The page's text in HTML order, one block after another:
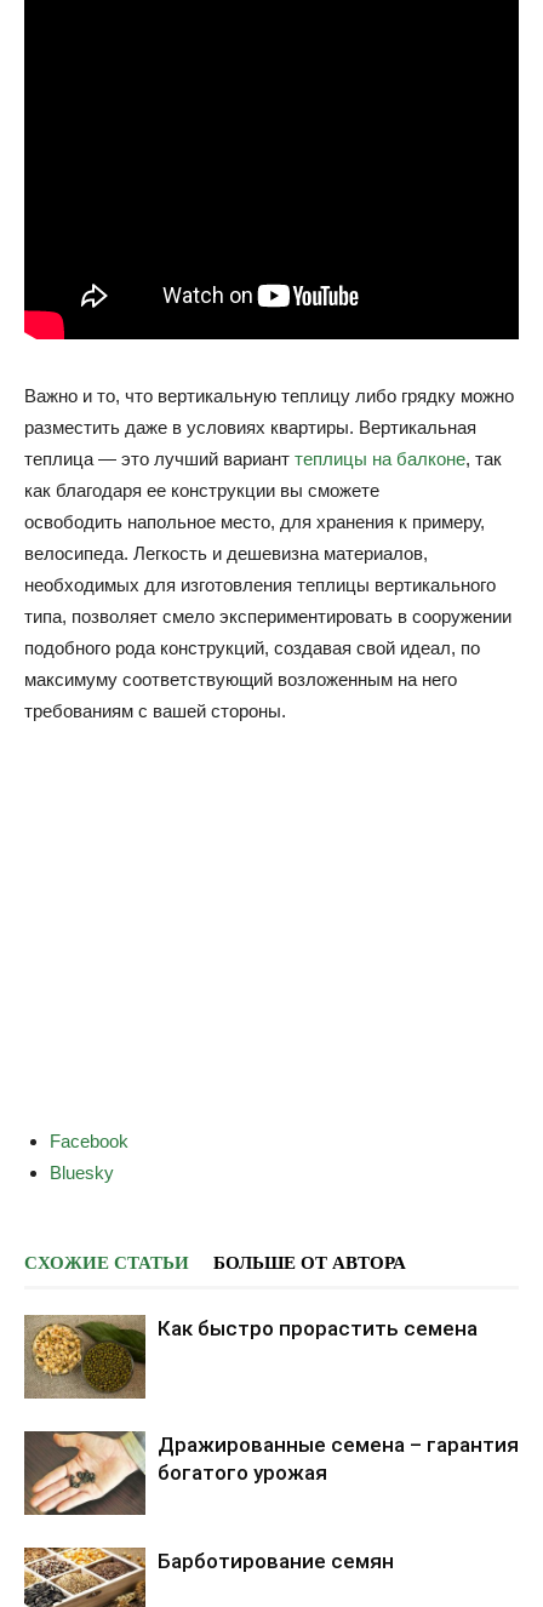
Важно и то, что вертикальную теплицу либо грядку можно
разместить даже в условиях квартиры. Вертикальная
теплица — это лучший вариант теплицы на балконе, так
как благодаря ее конструкции вы сможете
освободить напольное место, для хранения к примеру,
велосипеда. Легкость и дешевизна материалов,
необходимых для изготовления теплицы вертикального
типа, позволяет смело экспериментировать в сооружении
подобного рода конструкций, создавая свой идеал, по
максимуму соответствующий возложенным на него
требованиям с вашей стороны.
e
h
e
p
t
"
В
е
Facebook
Bluesky
СХОЖИЕ СТАТЬИ БОЛЬШЕ ОТ АВТОРА
Как быстро прорастить семена
Дражированные семена – гарантия
богатого урожая
Барботирование семян